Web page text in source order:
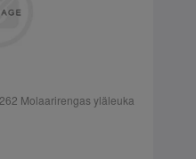
Molaarirengas yläleuka